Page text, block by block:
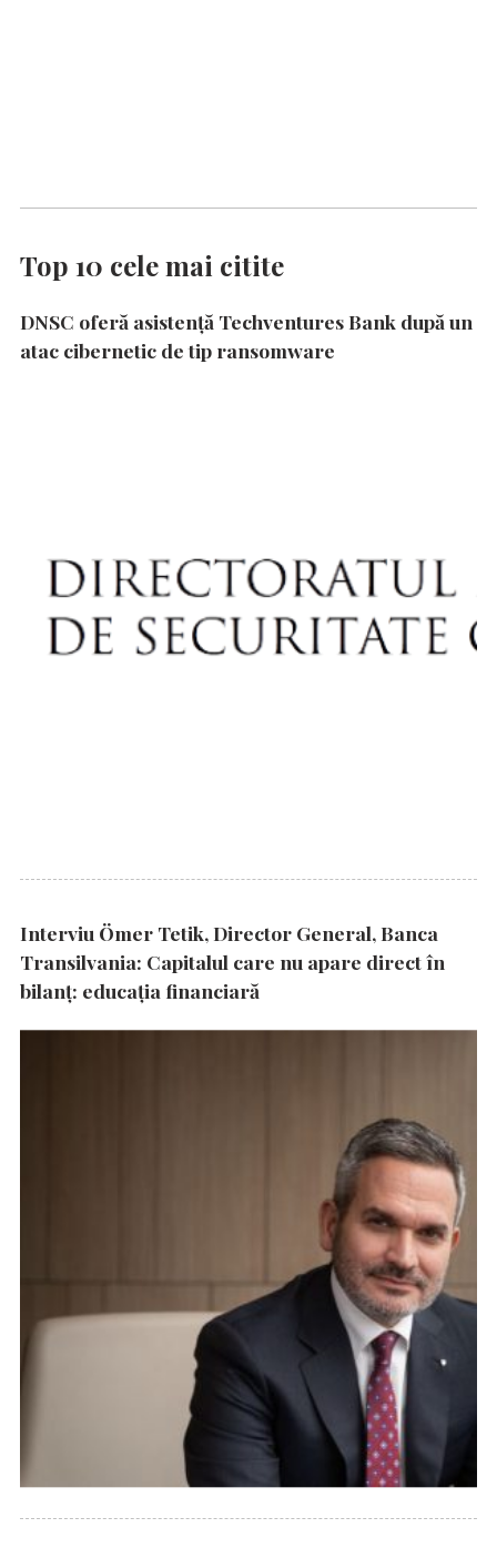
Top 10 cele mai citite
DNSC oferă asistență Techventures Bank după un
atac cibernetic de tip ransomware
Interviu Ömer Tetik, Director General, Banca
Transilvania: Capitalul care nu apare direct în
bilanț: educația financiară